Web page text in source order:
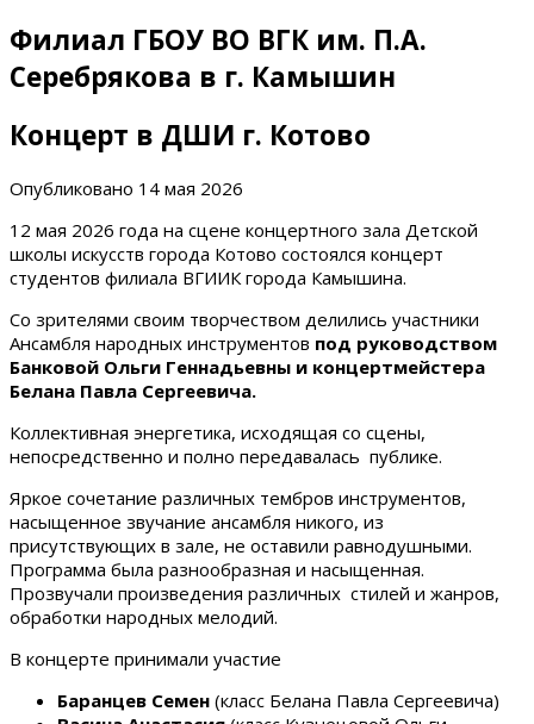
Филиал ГБОУ ВО ВГК им. П.А.
Серебрякова в г. Камышин
Концерт в ДШИ г. Котово
Опубликовано 14 мая 2026
12 мая 2026 года на сцене концертного зала Детской
школы искусств города Котово состоялся концерт
студентов филиала ВГИИК города Камышина.
Со зрителями своим творчеством делились участники
Ансамбля народных инструментов под руководством
Банковой Ольги Геннадьевны и концертмейстера
Белана Павла Сергеевича.
Коллективная энергетика, исходящая со сцены,
непосредственно и полно передавалась публике.
Яркое сочетание различных тембров инструментов,
насыщенное звучание ансамбля никого, из
присутствующих в зале, не оставили равнодушными.
Программа была разнообразная и насыщенная.
Прозвучали произведения различных стилей и жанров,
обработки народных мелодий.
В концерте принимали участие
Баранцев Семен (класс Белана Павла Сергеевича)